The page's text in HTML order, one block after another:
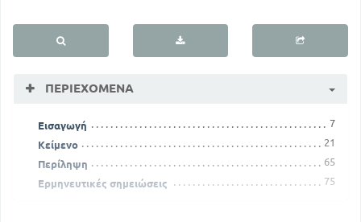
ΠΕΡΙΕΧΌΜΕΝΑ
Εισαγωγή
7
Κείμενο
21
Περίληψη
65
Ερμηνευτικές σημειώσεις
75